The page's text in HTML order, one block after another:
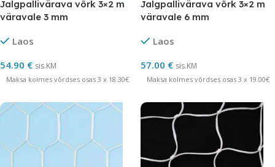
Jalgpallivärava võrk 3×2 m
väravale 3 mm
Laos
54.90 € sis.KM
Maksa kolmes võrdses osas 3 x 18.30€
Jalgpallivärava võrk 3×2 m
väravale 6 mm
Laos
57.00 € sis.KM
Maksa kolmes võrdses osas 3 x 19.00€